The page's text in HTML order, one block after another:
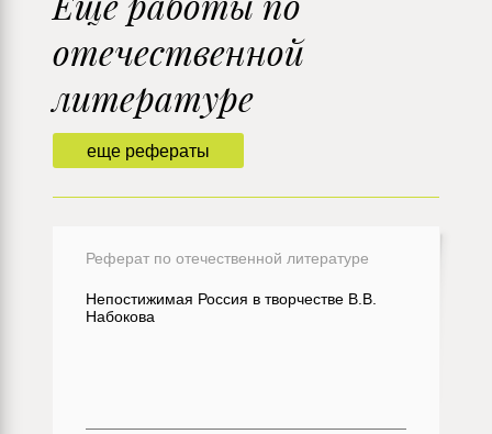
еще рефераты
отечественной
литературе
Реферат по отечественной литературе
Непостижимая Россия в творчестве В.В.
Набокова